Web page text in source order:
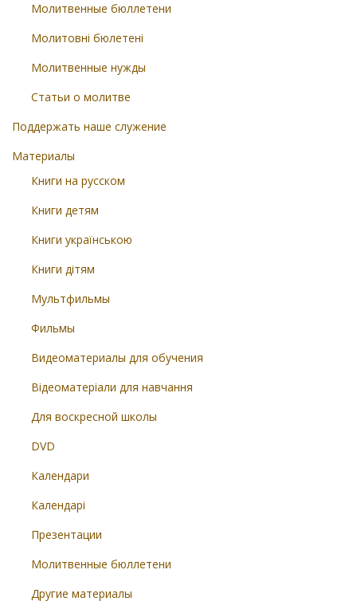
Молитвенные бюллетени
Молитовні бюлетені
Молитвенные нужды
Статьи о молитве
Поддержать наше служение
Материалы
Книги на русском
Книги детям
Книги українською
Книги дітям
Мультфильмы
Фильмы
Видеоматериалы для обучения
Відеоматеріали для навчання
Для воскресной школы
DVD
Календари
Календарі
Презентации
Молитвенные бюллетени
Другие материалы